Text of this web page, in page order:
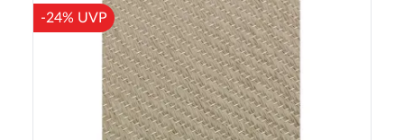
-24% UVP